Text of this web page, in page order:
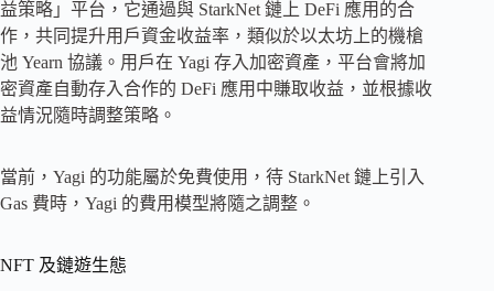
益策略」平台，它通過與 StarkNet 鏈上 DeFi 應用的合
作，共同提升用戶資金收益率，類似於以太坊上的機槍
池 Yearn 協議。用戶在 Yagi 存入加密資產，平台會將加
密資產自動存入合作的 DeFi 應用中賺取收益，並根據收
益情況隨時調整策略。
當前，Yagi 的功能屬於免費使用，待 StarkNet 鏈上引入
Gas 費時，Yagi 的費用模型將隨之調整。
NFT 及鏈遊生態